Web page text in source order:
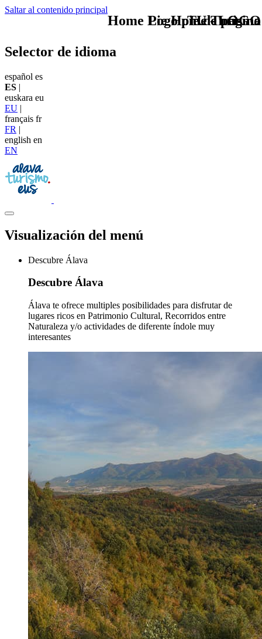
Saltar al contenido principal
TU - LOGO
Selector de idioma
español es
ES |
euskara eu
EU |
français fr
FR |
english en
EN
Visualización del menú
Descubre Álava
Descubre Álava
Álava te ofrece multiples posibilidades para disfrutar de
lugares ricos en Patrimonio Cultural, Recorridos entre
Naturaleza y/o actividades de diferente índole muy
interesantes
Home Logo pie de página
Pie Home Turismo